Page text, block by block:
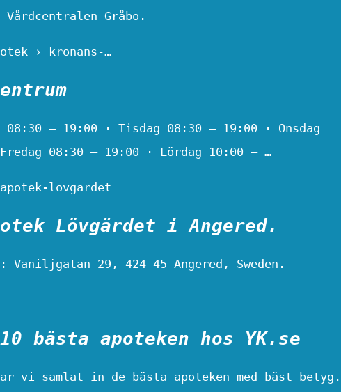
Gråbo.
› kronans-…
08:30 – 19:00 · Tisdag 08:30 – 19:00 · Onsdag
08:30 – 19:00 · Lördag 10:00 – …
lovgardet
Lövgärdet i Angered.
Vaniljgatan 29, 424 45 Angered, Sweden.
bästa apoteken hos YK.se
vi samlat in de bästa apoteken med bäst betyg.